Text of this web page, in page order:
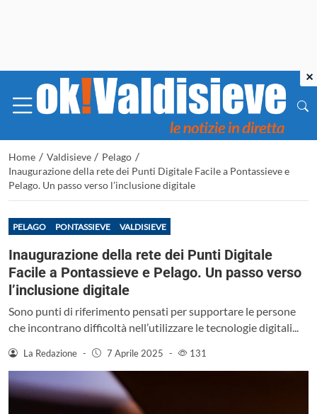
Home / Valdisieve / Pelago /
Inaugurazione della rete dei Punti Digitale Facile a Pontassieve e
Pelago. Un passo verso l’inclusione digitale
PELAGO PONTASSIEVE VALDISIEVE
Inaugurazione della rete dei Punti Digitale
Facile a Pontassieve e Pelago. Un passo verso
l’inclusione digitale
Sono punti di riferimento pensati per supportare le persone
che incontrano difficoltà nell’utilizzare le tecnologie digitali...
La Redazione - 7 Aprile 2025 - 131
×